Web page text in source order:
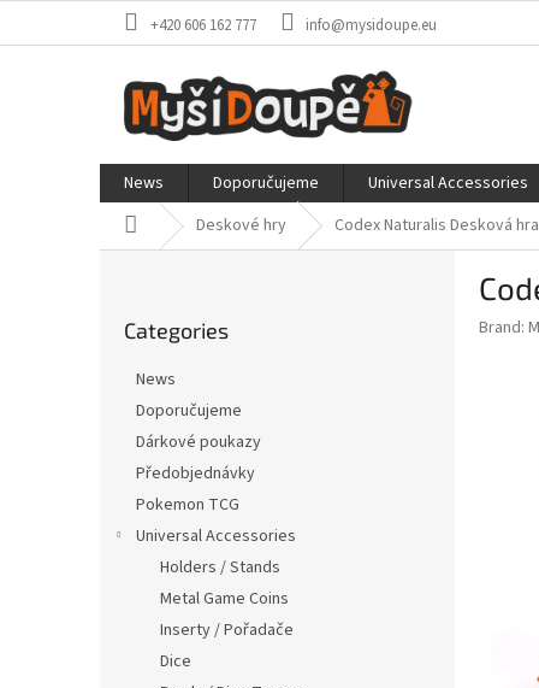
+420 606 162 777 info@mysidoupe.eu
News Doporučujeme Universal Accessories
Home Deskové hry Codex Naturalis Desková hra
categories
Categories
News
Doporučujeme
Dárkové poukazy
Předobjednávky
Pokemon TCG
Universal Accessories
Holders / Stands
Metal Game Coins
Inserty / Pořadače
Dice
Brand: